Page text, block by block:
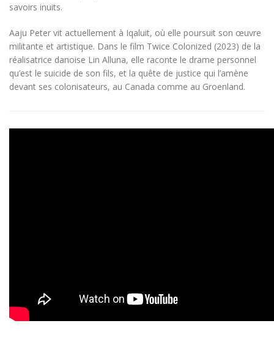
savoirs inuits.
Aaju Peter vit actuellement à Iqaluit, où elle poursuit son œuvre
militante et artistique. Dans le film Twice Colonized (2023) de la
réalisatrice danoise Lin Alluna, elle raconte le drame personnel
qu’est le suicide de son fils, et la quête de justice qui l’amène
devant ses colonisateurs, au Canada comme au Groenland.